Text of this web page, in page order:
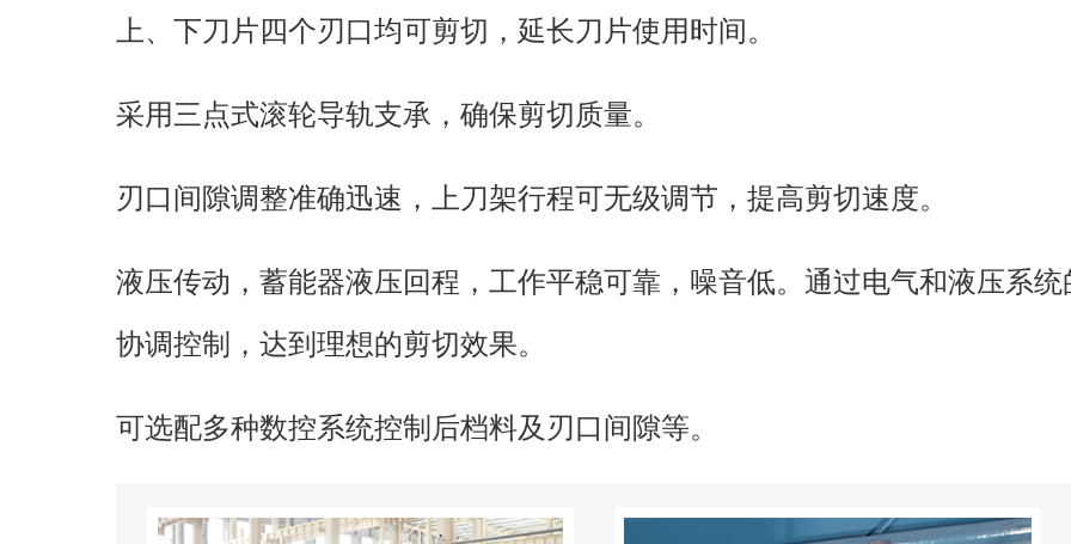
概述
剪板机（英文名称：plate shears；guillotine shear）是用一个刀片相对另
上、下刀片四个刃口均可剪切，延长刀片使用时间。
采用三点式滚轮导轨支承，确保剪切质量。
刃口间隙调整准确迅速，上刀架行程可无级调节，提高剪切速度。
液压传动，蓄能器液压回程，工作平稳可靠，噪音低。通过电气和液压系统
协调控制，达到理想的剪切效果。
可选配多种数控系统控制后档料及刃口间隙等。